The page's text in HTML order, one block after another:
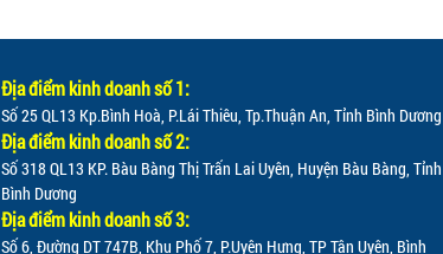
Địa điểm kinh doanh số 1:
Số 25 QL13 Kp.Bình Hoà, P.Lái Thiêu, Tp.Thuận An, Tỉnh Bình Dương
Địa điểm kinh doanh số 2:
Số 318 QL13 KP. Bàu Bàng Thị Trấn Lai Uyên, Huyện Bàu Bàng, Tỉnh
Bình Dương
Địa điểm kinh doanh số 3:
Số 6, Đường DT 747B, Khu Phố 7, P.Uyên Hưng, TP Tân Uyên, Bình